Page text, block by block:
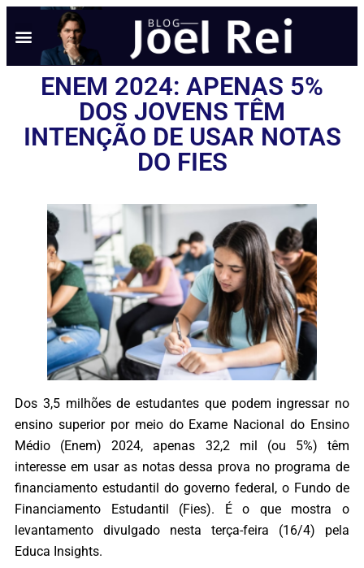
ENEM 2024: APENAS 5%
DOS JOVENS TÊM
INTENÇÃO DE USAR NOTAS
DO FIES
Dos 3,5 milhões de estudantes que podem ingressar no
ensino superior por meio do Exame Nacional do Ensino
Médio (Enem) 2024, apenas 32,2 mil (ou 5%) têm
interesse em usar as notas dessa prova no programa de
financiamento estudantil do governo federal, o Fundo de
Financiamento Estudantil (Fies). É o que mostra o
levantamento divulgado nesta terça-feira (16/4) pela
Educa Insights.